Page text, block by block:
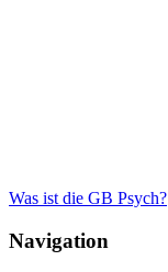
Was ist die GB Psych?
Navigation